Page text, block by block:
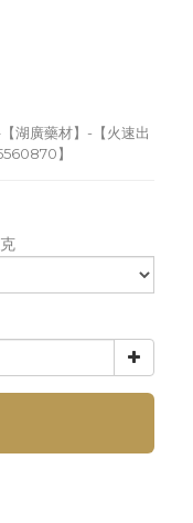
湖廣藥材】-【火速出
】